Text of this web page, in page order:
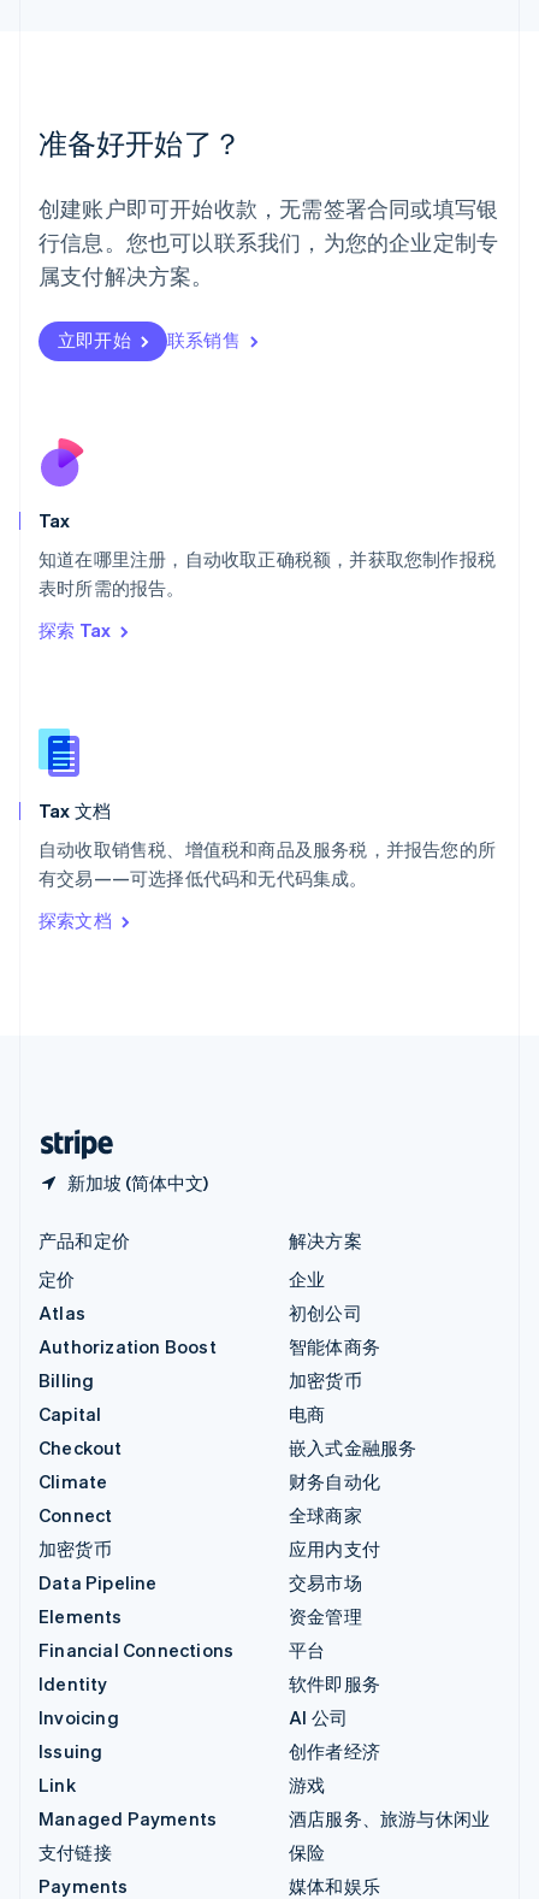
准备好开始了？
创建账户即可开始收款，无需签署合同或填写银
行信息。您也可以联系我们，为您的企业定制专
属支付解决方案。
立即开始 联系销售
Tax
知道在哪里注册，自动收取正确税额，并获取您制作报税
表时所需的报告。
探索 Tax
Tax 文档
自动收取销售税、增值税和商品及服务税，并报告您的所
有交易——可选择低代码和无代码集成。
探索文档
新加坡 (简体中文)
墨西哥
EspañolEnglish
English
葡萄牙
PortuguêsEnglish
日本
瑞典
Svenska English
瑞士
English
斯洛伐克
泰国
ไทยEnglish
English
English
新西兰
匈牙利
意大利
ItalianoEnglish
印度
English
产品和定价
定价
Atlas
Authorization Boost
Billing
Capital
Checkout
Climate
Connect
加密货币
Data Pipeline
Elements
Financial Connections
Identity
Invoicing
Issuing
Link
Managed Payments
支付链接
Payments
解决方案
企业
初创公司
智能体商务
加密货币
电商
嵌入式金融服务
财务自动化
全球商家
应用内支付
交易市场
资金管理
平台
软件即服务
AI 公司
创作者经济
游戏
酒店服务、旅游与休闲业
保险
媒体和娱乐